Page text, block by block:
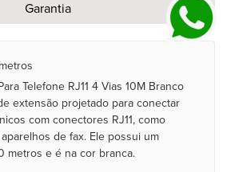
Garantia
Telefone RJ11 4 Vias 10M Branco
extensão projetado para conectar
com conectores RJ11, como
de fax. Ele possui um
metros e é na cor branca.